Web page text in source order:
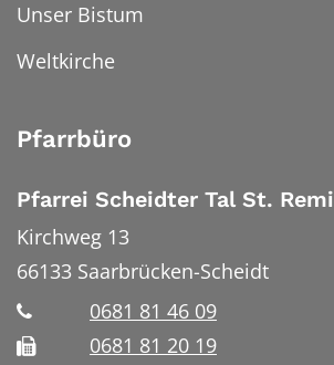
Unser Bistum
Weltkirche
Pfarrbüro
Pfarrei Scheidter Tal St.
Kirchweg 13
66133 Saarbrücken-Scheidt
0681 81 46 09
0681 81 20 19